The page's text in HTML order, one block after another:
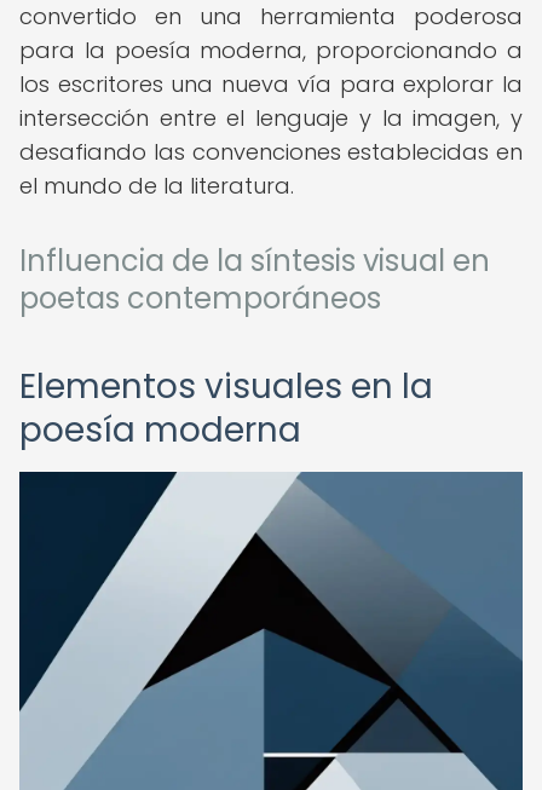
convertido en una herramienta poderosa
para la poesía moderna, proporcionando a
los escritores una nueva vía para explorar la
intersección entre el lenguaje y la imagen, y
desafiando las convenciones establecidas en
el mundo de la literatura.
Influencia de la síntesis visual en
poetas contemporáneos
Elementos visuales en la
poesía moderna